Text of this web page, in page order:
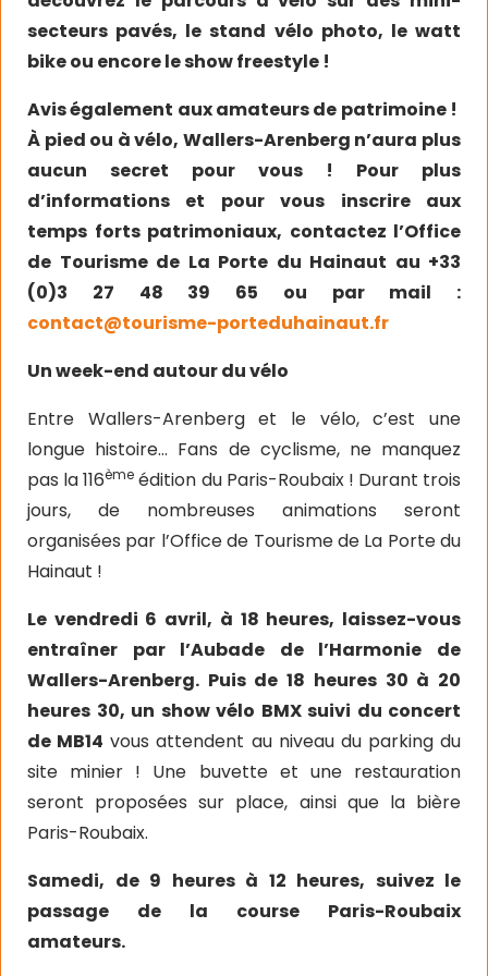
secteurs pavés, le stand vélo photo, le watt
bike ou encore le show freestyle !
Avis également aux amateurs de patrimoine !
À pied ou à vélo, Wallers-Arenberg n’aura plus
aucun secret pour vous ! Pour plus
d’informations et pour vous inscrire aux
temps forts patrimoniaux, contactez l’Office
de Tourisme de La Porte du Hainaut au +33
(0)3 27 48 39 65 ou par mail :
contact@tourisme-porteduhainaut.fr
Un week-end autour du vélo
Entre Wallers-Arenberg et le vélo, c’est une
longue histoire… Fans de cyclisme, ne manquez
pas la 116ème édition du Paris-Roubaix ! Durant trois
jours, de nombreuses animations seront
organisées par l’Office de Tourisme de La Porte du
Hainaut !
Le vendredi 6 avril, à 18 heures, laissez-vous
entraîner par l’Aubade de l’Harmonie de
Wallers-Arenberg. Puis de 18 heures 30 à 20
heures 30, un show vélo BMX suivi du concert
de MB14 vous attendent au niveau du parking du
site minier ! Une buvette et une restauration
seront proposées sur place, ainsi que la bière
Paris-Roubaix.
Samedi, de 9 heures à 12 heures, suivez le
passage de la course Paris-Roubaix
amateurs.